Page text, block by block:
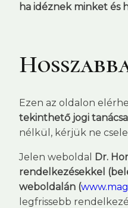
ha idéznek minket és
Ezen az oldalon
tekinthető jogi
nélkül, kérjük ne
Jelen weboldal
Dr.
rendelkezésekkel
weboldalán (
legfrissebb